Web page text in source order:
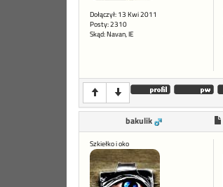
Dołączył: 13 Kwi 2011
Posty: 2310
Skąd: Navan, IE
bakulik
Szkiełko i oko